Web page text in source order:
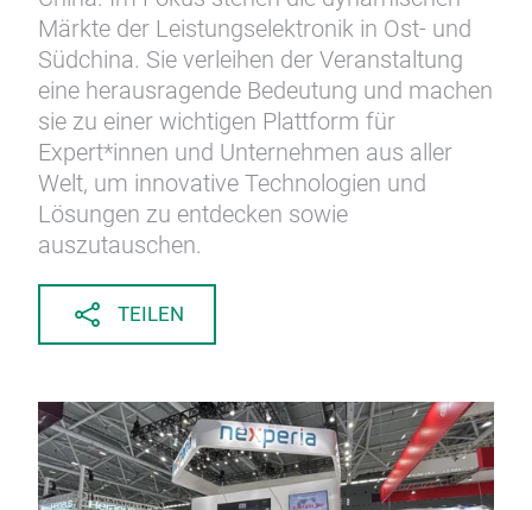
Märkte der Leistungselektronik in Ost- und
Südchina. Sie verleihen der Veranstaltung
eine herausragende Bedeutung und machen
sie zu einer wichtigen Plattform für
Expert*innen und Unternehmen aus aller
Welt, um innovative Technologien und
Lösungen zu entdecken sowie
auszutauschen.
TEILEN